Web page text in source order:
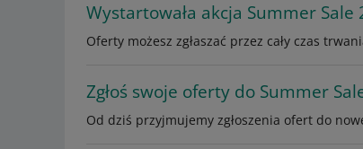
Wystartowała akcja Summer Sale
Oferty możesz zgłaszać przez cały czas
Zgłoś swoje oferty do Summer
Od dziś przyjmujemy zgłoszenia ofert do